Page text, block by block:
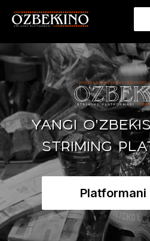
YANGI
STRIMING
Platformani